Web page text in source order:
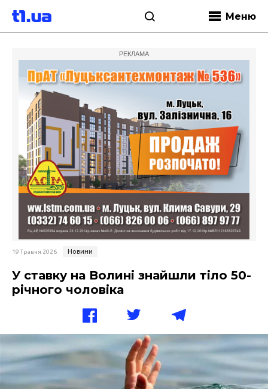
Меню
РЕКЛАМА
19 Травня 2026 Новини
У ставку на Волині знайшли тіло 50-
річного чоловіка